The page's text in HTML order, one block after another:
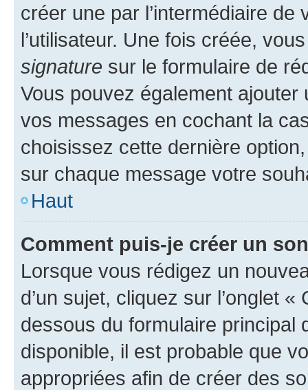
créer une par l’intermédiaire
l’utilisateur. Une fois créée,
signature sur le formulaire de
Vous pouvez également
vos messages en cochant la
choisissez cette dernière
sur chaque message votre
Haut
Comment puis-je créer un
Lorsque vous rédigez un
d’un sujet, cliquez sur l’onglet
dessous du formulaire principal
disponible, il est probable que
appropriées afin de créer des